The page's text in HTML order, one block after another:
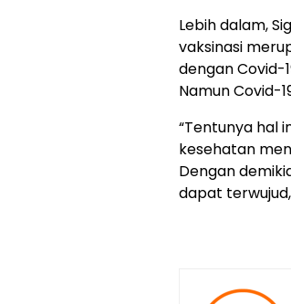
Lebih dalam,
vaksinasi
dengan Covid-
Namun Covid-
“Tentunya hal
kesehatan
Dengan
dapat